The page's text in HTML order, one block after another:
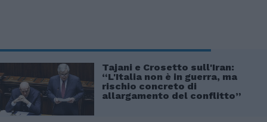
Tajani e Crosetto sull'Iran:
“L'Italia non è in guerra, ma
rischio concreto di
allargamento del conflitto”